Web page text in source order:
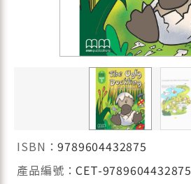
ISBN：9789604432875
產品編號：CET-9789604432875